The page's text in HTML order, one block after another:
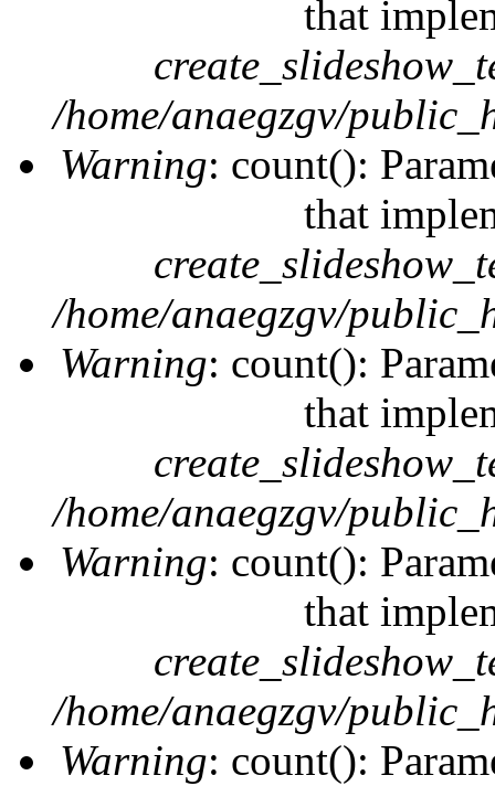
that
/home/anaegzgv/
Warning: count():
that
/home/anaegzgv/
Warning: count():
that
/home/anaegzgv/
Warning: count():
that
/home/anaegzgv/
Warning: count():